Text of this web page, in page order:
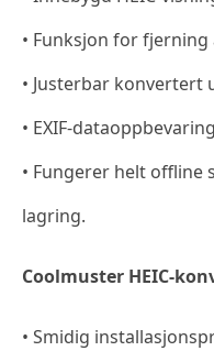
• Funksjon for
• Justerbar konvertert
• EXIF-
• Fungerer helt offline
lagring.
Coolmuster HEIC-
• Smidig